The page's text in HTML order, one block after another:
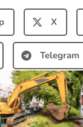
X
Telegram